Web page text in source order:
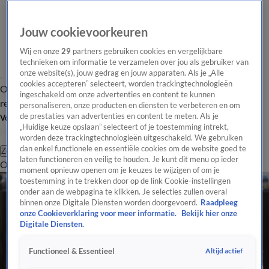
Overzicht Laatste nieuws Regionieuws Het beste van Hart
Tip de
redactie
Volg Hart van Nederland
Zoeken
OverzichtRegioUitzendingenWeerTip de redactiePanelVideo's
Jouw cookievoorkeuren
Wij en onze29 partners gebruiken cookies en vergelijkbare
technieken om informatie te verzamelen over jou als gebruiker van
onze website(s), jouw gedrag en jouw apparaten. Als je „Alle
cookies accepteren” selecteert, worden trackingtechnologieën
ingeschakeld om onze advertenties en content te kunnen
personaliseren, onze producten en diensten te verbeteren en om
de prestaties van advertenties en content te meten. Als je
„Huidige keuze opslaan” selecteert of je toestemming intrekt,
worden deze trackingtechnologieën uitgeschakeld. We gebruiken
dan enkel functionele en essentiële cookies om de website goed te
laten functioneren en veilig te houden. Je kunt dit menu op ieder
moment opnieuw openen om je keuzes te wijzigen of om je
toestemming in te trekken door op de link Cookie-instellingen
onder aan de webpagina te klikken. Je selecties zullen overal
binnen onze Digitale Diensten worden doorgevoerd. Raadpleeg
onze Cookieverklaring voor meer informatie.
Bekijk hier onze
Digitale Diensten.
Functioneel & Essentieel Altijd actief